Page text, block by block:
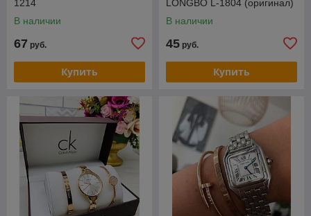
1214
В наличии
67 руб.
Купить
LONGBO L-1804 (оригинал)
В наличии
45 руб.
Купить